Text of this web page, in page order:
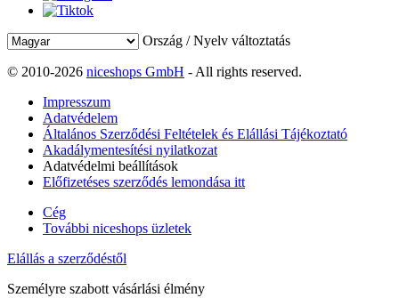
Ország / Nyelv változtatás
© 2010-2026 niceshops GmbH - All rights reserved.
Impresszum
Adatvédelem
Általános Szerződési Feltételek és Elállási Tájékoztató
Akadálymentesítési nyilatkozat
Adatvédelmi beállítások
Előfizetéses szerződés lemondása itt
Cég
További niceshops üzletek
Elállás a szerződéstől
Személyre szabott vásárlási élmény